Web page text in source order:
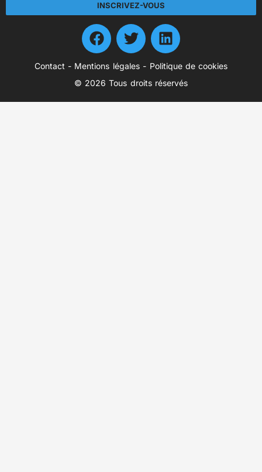
INSCRIVEZ-VOUS
Contact - Mentions légales- Politique de cookies
© 2026 Tous droits réservés